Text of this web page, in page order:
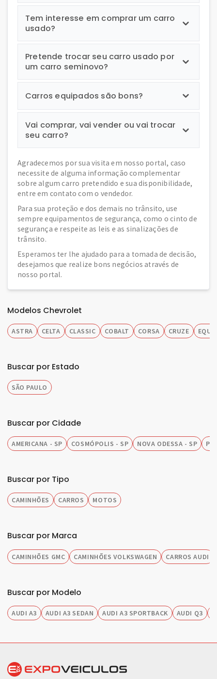
Tem interesse em comprar um carro
usado?
Pretende trocar seu carro usado por
um carro seminovo?
Carros equipados são bons?
Vai comprar, vai vender ou vai trocar
seu carro?
Agradecemos por sua visita em nosso portal, caso
necessite de alguma informação complementar
sobre algum carro pretendido e sua disponibilidade,
entre em contato com o vendedor.
Para sua proteção e dos demais no trânsito, use
sempre equipamentos de segurança, como o cinto de
segurança e respeite as leis e as sinalizações de
trânsito.
Esperamos ter lhe ajudado para a tomada de decisão,
desejamos que realize bons negócios através de
nosso portal.
Modelos Chevrolet
ASTRA CELTA CLASSIC COBALT CORSA CRUZE
Buscar por Estado
SÃO PAULO
Buscar por Cidade
AMERICANA - SP COSMÓPOLIS - SP NOVA ODESSA - SP
Buscar por Tipo
CAMINHÕES CARROS MOTOS
Buscar por Marca
CAMINHÕES GMC CAMINHÕES VOLKSWAGEN CARROS AUDI
Buscar por Modelo
AUDI A3 AUDI A3 SEDAN AUDI A3 SPORTBACK AUDI Q3